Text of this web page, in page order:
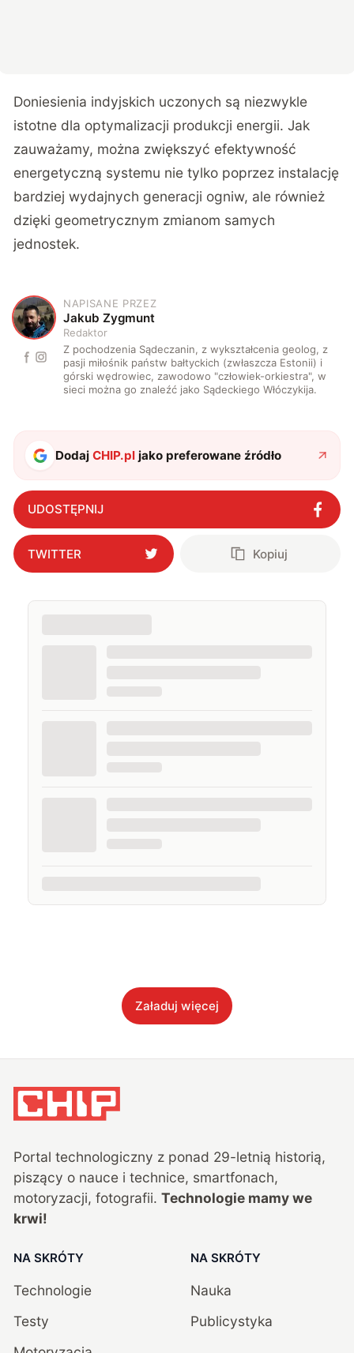
Doniesienia indyjskich uczonych są niezwykle
istotne dla optymalizacji produkcji energii. Jak
zauważamy, można zwiększyć efektywność
energetyczną systemu nie tylko poprzez instalację
bardziej wydajnych generacji ogniw, ale również
dzięki geometrycznym zmianom samych
jednostek.
J
NAPISANE PRZEZ
Jakub Zygmunt
Redaktor
Z pochodzenia Sądeczanin, z wykształcenia geolog, z
pasji miłośnik państw bałtyckich (zwłaszcza Estonii) i
górski wędrowiec, zawodowo "człowiek-orkiestra", w
sieci można go znaleźć jako Sądeckiego Włóczykija.
DodajCHIP.pl jako preferowane źródło
UDOSTĘPNIJ
TWITTER Kopiuj
Załaduj więcej
Portal technologiczny z ponad 29-letnią historią,
piszący o nauce i technice, smartfonach,
motoryzacji, fotografii. Technologie mamy we
krwi!
NA SKRÓTY
Technologie
Testy
NA SKRÓTY
Nauka
Publicystyka